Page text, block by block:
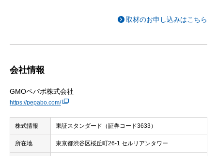
取材のお申し込みはこちら
会社情報
GMOペパボ株式会社
https://pepabo.com/
株式情報 東証スタンダード（証券コード3633）
所在地 東京都渋谷区桜丘町26-1 セルリアンタワー